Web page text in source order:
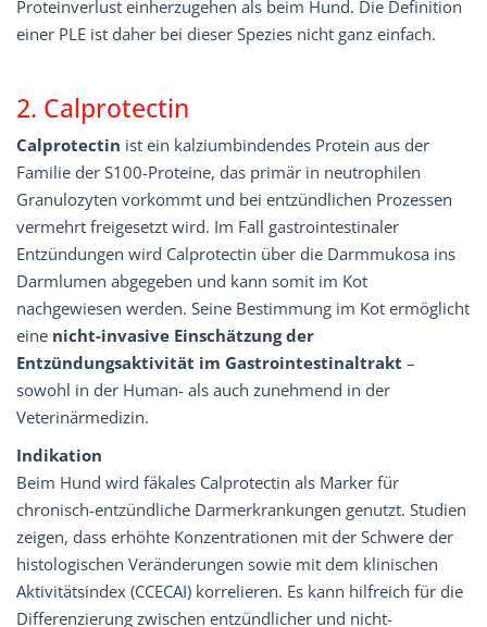
Proteinverlust einherzugehen als beim Hund. Die Definition
einer PLE ist daher bei dieser Spezies nicht ganz einfach.
2. Calprotectin
Calprotectin ist ein kalziumbindendes Protein aus der
Familie der S100-Proteine, das primär in neutrophilen
Granulozyten vorkommt und bei entzündlichen Prozessen
vermehrt freigesetzt wird. Im Fall gastrointestinaler
Entzündungen wird Calprotectin über die Darmmukosa ins
Darmlumen abgegeben und kann somit im Kot
nachgewiesen werden. Seine Bestimmung im Kot ermöglicht
eine nicht-invasive Einschätzung der
Entzündungsaktivität im Gastrointestinaltrakt –
sowohl in der Human- als auch zunehmend in der
Veterinärmedizin.
Indikation
Beim Hund wird fäkales Calprotectin als Marker für
chronisch-entzündliche Darmerkrankungen genutzt. Studien
zeigen, dass erhöhte Konzentrationen mit der Schwere der
histologischen Veränderungen sowie mit dem klinischen
Aktivitätsindex (CCECAI) korrelieren. Es kann hilfreich für die
Differenzierung zwischen entzündlicher und nicht-